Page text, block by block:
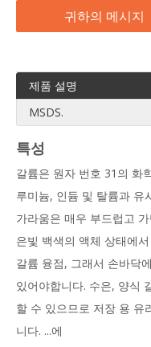
귀하의 메시지
제품 설명
MSDS.
특성
갈륨은 원자 번호 31의 화
루미늄, 인듐 및 탈륨과 유
가라움은 매우 부드럽고
은빛 백색의 액체 상태에
갈륨 융점, 그래서 손바닥
있어야합니다. 수은, 양식
할 수 있으므로 저장 용 유
니다. ...에